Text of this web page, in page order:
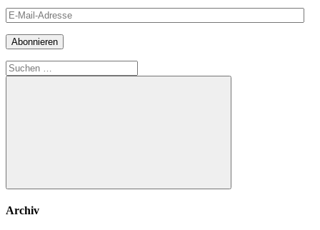
E-
Mail-
Adresse
Abonnieren
Suchen
nach:
Suchen
Archiv